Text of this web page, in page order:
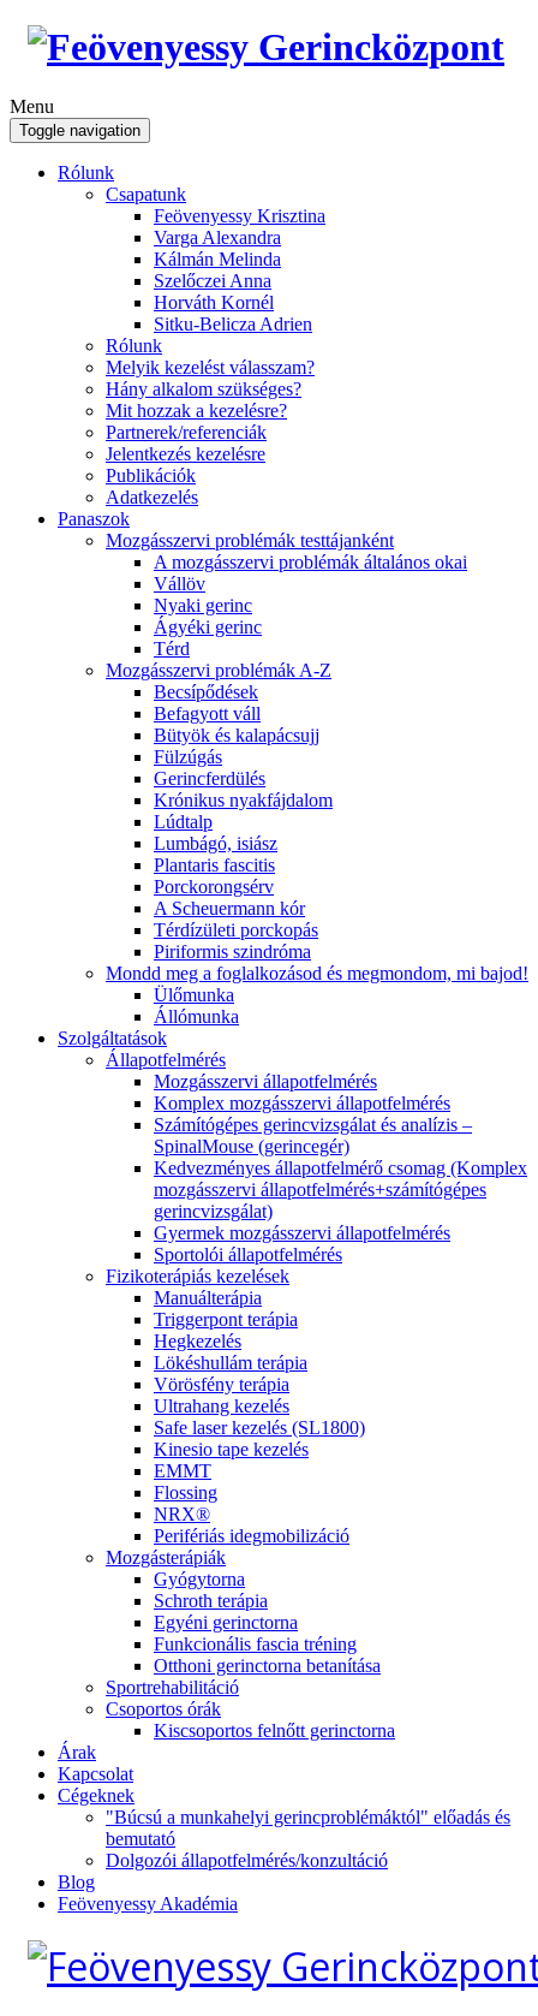
Menu
Toggle navigation
Rólunk
Csapatunk
Feövenyessy Krisztina
Varga Alexandra
Kálmán Melinda
Szelőczei Anna
Horváth Kornél
Sitku-Belicza Adrien
Rólunk
Melyik kezelést válasszam?
Hány alkalom szükséges?
Mit hozzak a kezelésre?
Partnerek/referenciák
Jelentkezés kezelésre
Publikációk
Adatkezelés
Panaszok
Mozgásszervi problémák testtájanként
A mozgásszervi problémák általános okai
Vállöv
Nyaki gerinc
Ágyéki gerinc
Térd
Mozgásszervi problémák A-Z
Becsípődések
Befagyott váll
Bütyök és kalapácsujj
Fülzúgás
Gerincferdülés
Krónikus nyakfájdalom
Lúdtalp
Lumbágó, isiász
Plantaris fascitis
Porckorongsérv
A Scheuermann kór
Térdízületi porckopás
Piriformis szindróma
Mondd meg a foglalkozásod és megmondom, mi bajod!
Ülőmunka
Állómunka
Szolgáltatások
Állapotfelmérés
Mozgásszervi állapotfelmérés
Komplex mozgásszervi állapotfelmérés
Számítógépes gerincvizsgálat és analízis –
SpinalMouse (gerincegér)
Kedvezményes állapotfelmérő csomag (Komplex
mozgásszervi állapotfelmérés+számítógépes
gerincvizsgálat)
Gyermek mozgásszervi állapotfelmérés
Sportolói állapotfelmérés
Fizikoterápiás kezelések
Manuálterápia
Triggerpont terápia
Hegkezelés
Lökéshullám terápia
Vörösfény terápia
Ultrahang kezelés
Safe laser kezelés (SL1800)
Kinesio tape kezelés
EMMT
Flossing
NRX®
Perifériás idegmobilizáció
Mozgásterápiák
Gyógytorna
Schroth terápia
Egyéni gerinctorna
Funkcionális fascia tréning
Otthoni gerinctorna betanítása
Sportrehabilitáció
Csoportos órák
Kiscsoportos felnőtt gerinctorna
Árak
Kapcsolat
Cégeknek
"Búcsú a munkahelyi gerincproblémáktól" előadás és
bemutató
Dolgozói állapotfelmérés/konzultáció
Blog
Feövenyessy Akadémia